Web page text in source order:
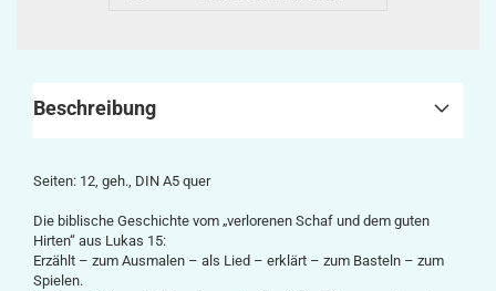
Beschreibung
Seiten: 12, geh., DIN A5 quer
Die biblische Geschichte vom „verlorenen Schaf und dem guten
Hirten“ aus Lukas 15:
Erzählt – zum Ausmalen – als Lied – erklärt – zum Basteln – zum
Spielen.